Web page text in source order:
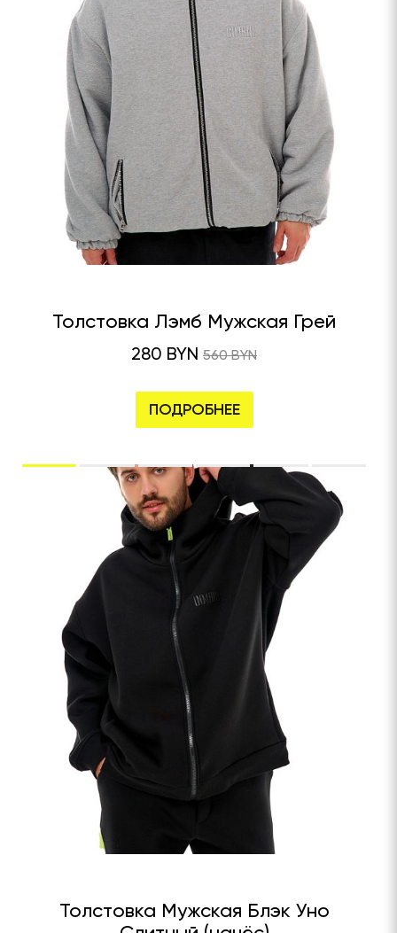
Толстовка Лэмб Мужская Грей
280 BYN 560 BYN
ПОДРОБНЕЕ
Толстовка Мужская Блэк Уно